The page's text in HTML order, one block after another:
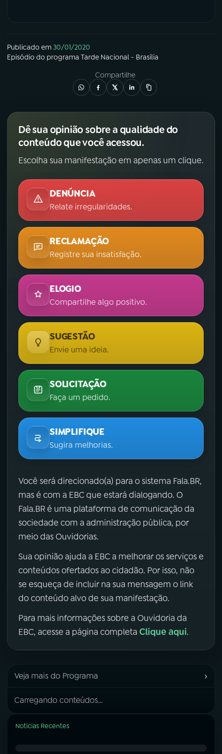
Publicado em30/01/2020
Episódio do programa Tarde Nacional - Brasília
Compartilhe
Dê sua opinião sobre a qualidade do
conteúdo que você acessou.
Escolha sua manifestação em apenas um clique.
DENÚNCIA
Relate irregularidades.
RECLAMAÇÃO
Registre sua insatisfação.
ELOGIO
Compartilhe algo positivo.
SUGESTÃO
Envie uma ideia.
SOLICITAÇÃO
Faça um pedido.
SIMPLIFIQUE
Sugira melhorias.
Você será direcionado(a) para o sistema Fala.BR,
mas é com a EBC que estará dialogando. O
Fala.BR é uma plataforma de comunicação da
sociedade com a administração pública, por
meio das Ouvidorias.
Sua opinião ajuda a EBC a melhorar os serviços e
conteúdos ofertados ao cidadão. Por isso, não
se esqueça de incluir na sua mensagem o link
do conteúdo alvo de sua manifestação.
Para mais informações sobre a Ouvidoria da
EBC, acesse a página completa Clique aqui.
Veja mais do Programa ›
Carregando conteúdos...
Notícias Recentes